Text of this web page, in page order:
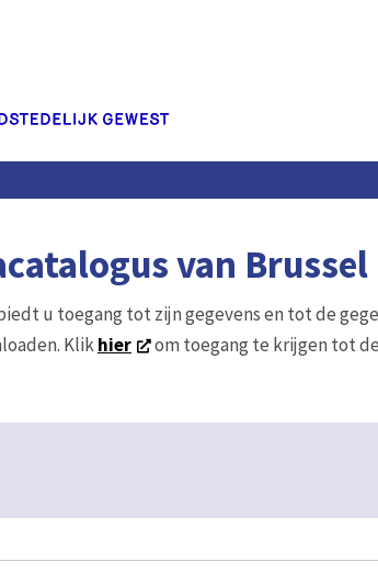
van
u toegang tot zijn gegevens en tot de
Klikhier om toegang te krijgen tot